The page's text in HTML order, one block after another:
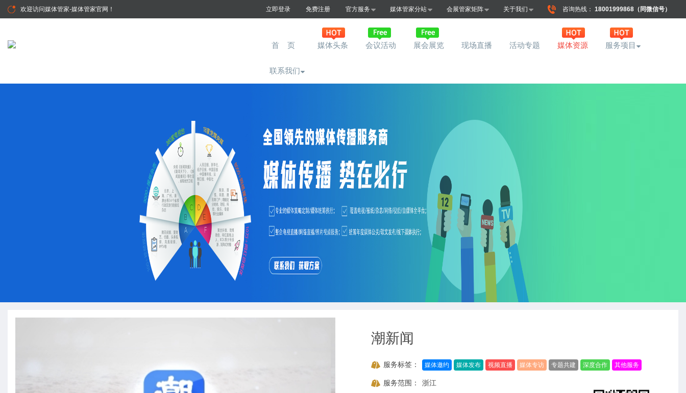
欢迎访问媒体管家-媒体管家官网 ！ 立即登录 免费注册 官方服务 媒体管家分站 会展管家矩阵 关于我们 咨询热线： 18001999868（同微信号）
首 页 媒体头条 会议活动 展会展览 现场直播 活动专题 媒体资源 服务项目
联系我们
潮新闻
服务标签： 媒体邀约 媒体发布 视频直播 媒体专访 专题共建 深度合作 其他服务
服务范围：
浙江